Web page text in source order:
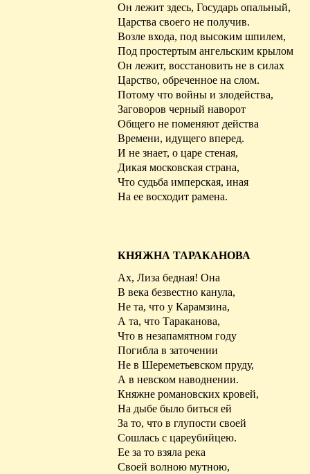
Он лежит здесь, Государь опальный,
Царства своего не получив.
Возле входа, под высоким шпилем,
Под простертым ангельским крылом
Он лежит, восстановить не в силах
Царство, обреченное на слом.
Потому что войны и злодейства,
Заговоров черный наворот
Общего не поменяют действа
Времени, идущего вперед.
И не знает, о царе стеная,
Дикая московская страна,
Что судьба имперская, иная
На ее восходит рамена.
КНЯЖНА ТАРАКАНОВА
Ах, Лиза бедная! Она
В века безвестно канула,
Не та, что у Карамзина,
А та, что Тараканова,
Что в незапамятном году
Погибла в заточении
Не в Шереметьевском пруду,
А в невском наводнении.
Княжне романовских кровей,
На дыбе было биться ей
За то, что в глупости своей
Сошлась с цареубийцею.
Ее за то взяла река
Своей волною мутною,